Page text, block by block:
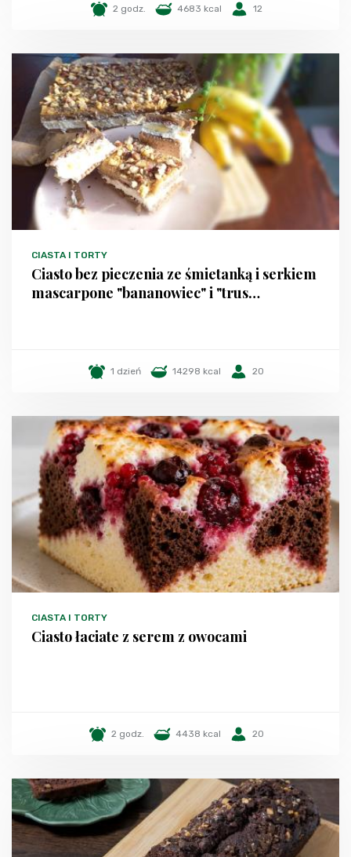
2 godz. 4683 kcal 12
CIASTA I TORTY
Ciasto bez pieczenia ze śmietanką i serkiem
mascarpone "bananowiec" i "trus…
1 dzień 14298 kcal 20
CIASTA I TORTY
Ciasto łaciate z serem z owocami
2 godz. 4438 kcal 20